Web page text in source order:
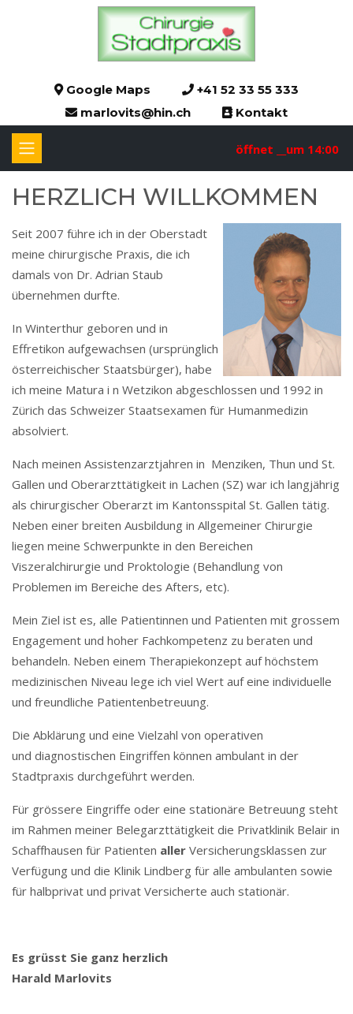
Google Maps
+41 52 33 55 333
marlovits@hin.ch
Kontakt
öffnet __um 14:00
HERZ­­LICH WILL­­KOM­­MEN
Seit 2007 führe ich in der Oberstadt
meine chirurgische Praxis, die ich
damals von Dr. Adrian Staub
übernehmen durfte.
In Winterthur geboren und in
Effretikon aufgewachsen (ursprünglich
österreichischer Staatsbürger), habe
ich meine Matura i n Wetzikon abgeschlossen und 1992 in
Zürich das Schweizer Staatsexamen für Humanmedizin
absolviert.
Nach meinen Assistenzarztjahren in Menziken, Thun und St.
Gallen und Oberarzttätigkeit in Lachen (SZ) war ich langjährig
als chirurgischer Oberarzt im Kantonsspital St. Gallen tätig.
Neben einer breiten Ausbildung in Allgemeiner Chirurgie
liegen meine Schwerpunkte in den Bereichen
Viszeralchirurgie und Proktologie (Behandlung von
Problemen im Bereiche des Afters, etc).
Mein Ziel ist es, alle Patientinnen und Patienten mit grossem
Engagement und hoher Fachkompetenz zu beraten und
behandeln. Neben einem Therapiekonzept auf höchstem
medizinischen Niveau lege ich viel Wert auf eine individuelle
und freundliche Patientenbetreuung.
Die Abklärung und eine Vielzahl von operativen
und diagnostischen Eingriffen können ambulant in der
Stadtpraxis durchgeführt werden.
Für grössere Eingriffe oder eine stationäre Betreuung steht
im Rahmen meiner Belegarzttätigkeit die Privatklinik Belair in
Schaffhausen für Patienten aller Versicherungsklassen zur
Verfügung und die Klinik Lindberg für alle ambulanten sowie
für halbprivat und privat Versicherte auch stationär.
Es grüsst Sie ganz herzlich
Harald Marlovits